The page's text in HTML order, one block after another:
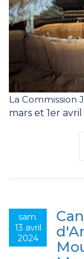
La Commission
mars et 1er
sam.
13 avril
2024